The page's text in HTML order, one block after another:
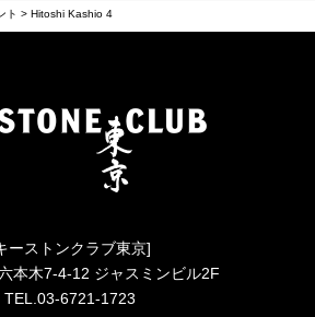
ト > Hitoshi Kashio 4
ーストンクラブ東京]
本木7-4-12 ジャスミンビル2F
TEL.03-6721-1723